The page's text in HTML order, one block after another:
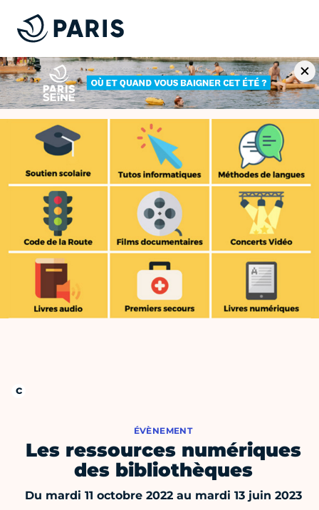
ÉVÈNEMENT
Les ressources numériques
des bibliothèques
Du mardi 11 octobre 2022 au mardi 13 juin 2023